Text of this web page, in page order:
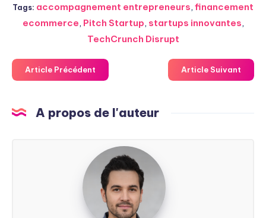
Tags: accompagnement entrepreneurs,financement
ecommerce, Pitch Startup, startups innovantes,
TechCrunch Disrupt
Article Précédent Article Suivant
A propos de l'auteur
Steven
Soarez